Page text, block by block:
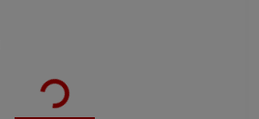
Loading...